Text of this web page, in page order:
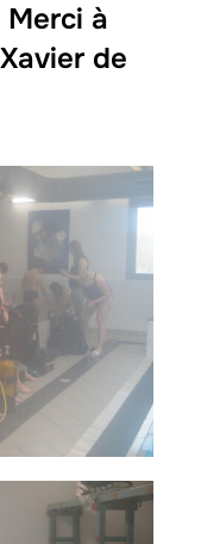
Merci à
de